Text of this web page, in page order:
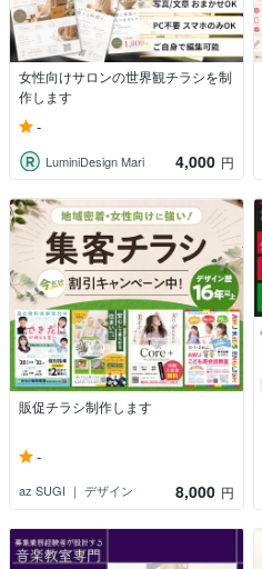
女性向けサロンの世界観チラシを制
作します
-
LuminiDesign Mari 4,000 円
販促チラシ制作します
-
az SUGI ｜ デザイン 8,000 円